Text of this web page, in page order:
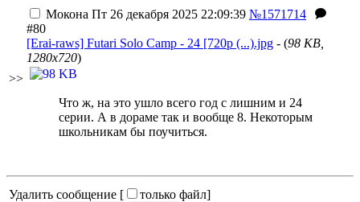
>>
Мокона Пт 26 декабря 2025 22:09:39 №1571714
#80
[Erai-raws] Futari Solo Camp - 24 [720p (...).jpg - (98 KB,
1280x720)
Что ж, на это ушло всего год с лишним и 24
серии. А в дораме так и вообще 8. Некоторым
школьникам бы поучиться.
Удалить сообщение [ только файл]